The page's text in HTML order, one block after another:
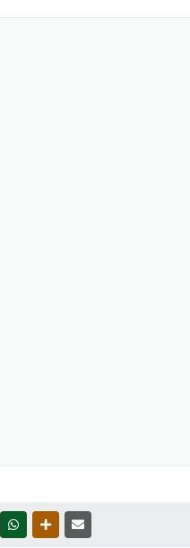
WHATSAPPOUTRAS MÍDIAS